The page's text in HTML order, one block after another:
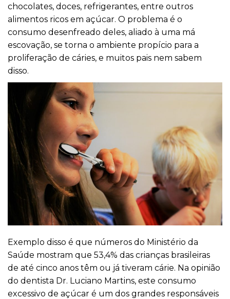
chocolates, doces, refrigerantes, entre outros
alimentos ricos em açúcar. O problema é o
consumo desenfreado deles, aliado à uma má
escovação, se torna o ambiente propício para a
proliferação de cáries, e muitos pais nem sabem
disso.
Exemplo disso é que números do Ministério da
Saúde mostram que 53,4% das crianças brasileiras
de até cinco anos têm ou já tiveram cárie. Na opinião
do dentista Dr. Luciano Martins, este consumo
excessivo de açúcar é um dos grandes responsáveis